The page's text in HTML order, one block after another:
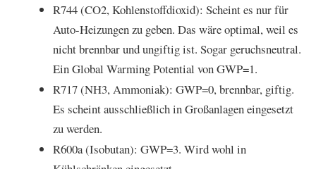
R744 (CO2, Kohlenstoffdioxid): Scheint es nur für
Auto-Heizungen zu geben. Das wäre optimal, weil es
nicht brennbar und ungiftig ist. Sogar geruchsneutral.
Ein Global Warming Potential von GWP=1.
R717 (NH3, Ammoniak): GWP=0, brennbar, giftig.
Es scheint ausschließlich in Großanlagen eingesetzt
zu werden.
R600a (Isobutan): GWP=3. Wird wohl in